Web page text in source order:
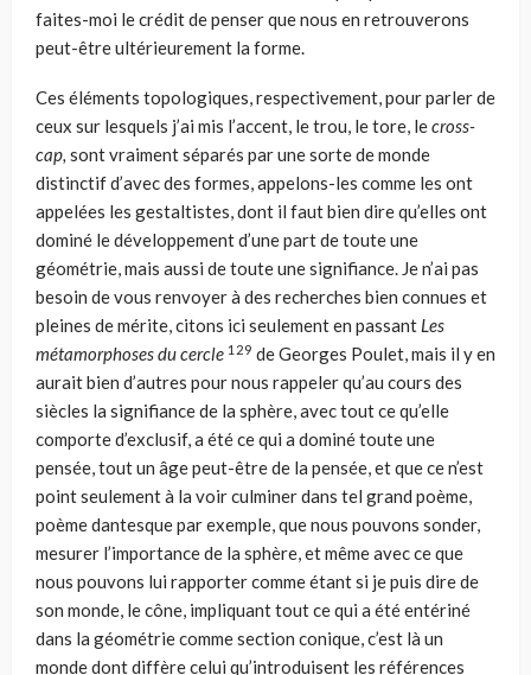
faites-moi le crédit de penser que nous en retrouverons
peut-être ultérieurement la forme.
Ces éléments topologiques, respectivement, pour parler de
ceux sur lesquels j’ai mis l’accent, le trou, le tore, lecross-
cap, sont vraiment séparés par une sorte de monde
distinctif d’avec des formes, appelons-les comme les ont
appe­lées les gestaltistes, dont il faut bien dire qu’elles ont
dominé le développement d’une part de toute une
géométrie, mais aussi de toute une signifiance. Je n’ai pas
besoin de vous renvoyer à des recherches bien connues et
pleines de méri­te, citons ici seulement en passant Les
métamorphoses du cercle 129 de Georges Poulet, mais il y en
aurait bien d’autres pour nous rappeler qu’au cours des
siècles la signifiance de la sphère, avec tout ce qu’elle
comporte d’exclusif, a été ce qui a dominé toute une
pensée, tout un âge peut-être de la pensée, et que ce n’est
point seulement à la voir culminer dans tel grand poème,
poème dan­tesque par exemple, que nous pouvons sonder,
mesurer l’importance de la sphère, et même avec ce que
nous pouvons lui rapporter comme étant si je puis dire de
son monde, le cône, impliquant tout ce qui a été entériné
dans la géo­métrie comme section conique, c’est là un
monde dont diffère celui qu’intro­duisent les références